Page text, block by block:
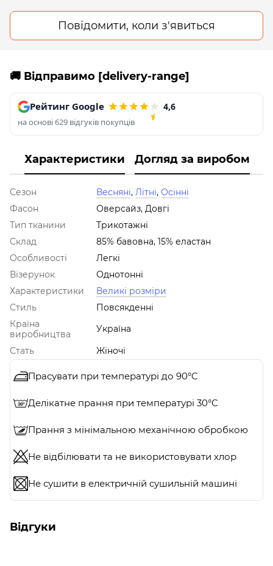
Повідомити, коли з'явиться
🚚 Відправимо [delivery-range]
Рейтинг Google 4,6
на основі 629 відгуків покупців
Характеристики Догляд за виробом
Сезон Весняні, Літні, Осінні
Фасон
Оверсайз, Довгі
Тип тканини
Трикотажні
Склад
85% бавовна, 15% еластан
Особливості
Легкі
Візерунок
Однотонні
Характеристики
Великі розміри
Стиль
Повсякденні
Країна
виробництва
Україна
Стать
Жіночі
Прасувати при температурі до 90°C
Делікатне прання при температурі 30°C
Прання з мінімальною механічною обробкою
Не відбілювати та не використовувати хлор
Не сушити в електричній сушильній машині
Відгуки